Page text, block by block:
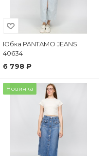
Юбка PANTAMO JEANS
40634
6 798 ₽
Новинка